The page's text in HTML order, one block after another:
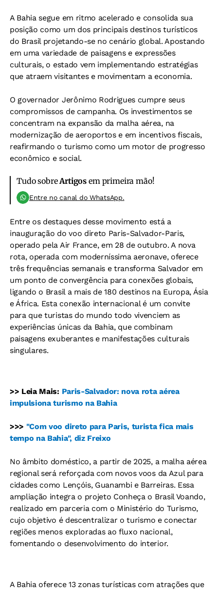
A Bahia segue em ritmo acelerado e consolida sua
posição como um dos principais destinos turísticos
do Brasil projetando-se no cenário global. Apostando
em uma variedade de paisagens e expressões
culturais, o estado vem implementando estratégias
que atraem visitantes e movimentam a economia.
O governador Jerônimo Rodrigues cumpre seus
compromissos de campanha. Os investimentos se
concentram na expansão da malha aérea, na
modernização de aeroportos e em incentivos fiscais,
reafirmando o turismo como um motor de progresso
econômico e social.
Tudo sobreArtigos em primeira mão!
Entre no canal do WhatsApp.
Entre os destaques desse movimento está a
inauguração do voo direto Paris-Salvador-Paris,
operado pela Air France, em 28 de outubro. A nova
rota, operada com moderníssima aeronave, oferece
três frequências semanais e transforma Salvador em
um ponto de convergência para conexões globais,
ligando o Brasil a mais de 180 destinos na Europa, Ásia
e África. Esta conexão internacional é um convite
para que turistas do mundo todo vivenciem as
experiências únicas da Bahia, que combinam
paisagens exuberantes e manifestações culturais
singulares.
>> Leia Mais: Paris-Salvador: nova rota aérea
impulsiona turismo na Bahia
>>> "Com voo direto para Paris, turista fica mais
tempo na Bahia", diz Freixo
No âmbito doméstico, a partir de 2025, a malha aérea
regional será reforçada com novos voos da Azul para
cidades como Lençóis, Guanambi e Barreiras. Essa
ampliação integra o projeto Conheça o Brasil Voando,
realizado em parceria com o Ministério do Turismo,
cujo objetivo é descentralizar o turismo e conectar
regiões menos exploradas ao fluxo nacional,
fomentando o desenvolvimento do interior.
A Bahia oferece 13 zonas turísticas com atrações que